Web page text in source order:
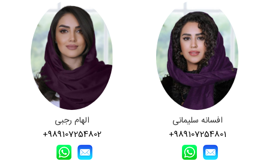
افسانه سلیمانی
+989107254801
الهام رجبی
+989107254802